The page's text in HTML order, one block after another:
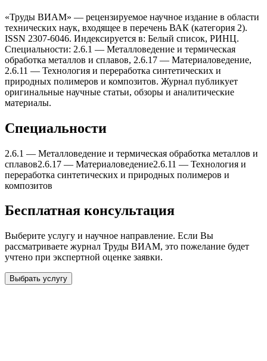
«Труды ВИАМ» — рецензируемое научное издание в области
технических наук, входящее в перечень ВАК (категория 2).
ISSN 2307-6046. Индексируется в: Белый список, РИНЦ.
Специальности: 2.6.1 — Металловедение и термическая
обработка металлов и сплавов, 2.6.17 — Материаловедение,
2.6.11 — Теxнология и переработка синтетическиx и
природныx полимеров и композитов. Журнал публикует
оригинальные научные статьи, обзоры и аналитические
материалы.
Специальности
2.6.1 — Металловедение и термическая обработка металлов и
сплавов2.6.17 — Материаловедение2.6.11 — Теxнология и
переработка синтетическиx и природныx полимеров и
композитов
Бесплатная консультация
Выберите услугу и научное направление. Если Вы
рассматриваете журнал Труды ВИАМ, это пожелание будет
учтено при экспертной оценке заявки.
Выбрать услугу